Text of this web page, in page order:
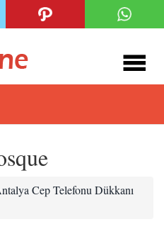
Cep Telefonu Dükkanı